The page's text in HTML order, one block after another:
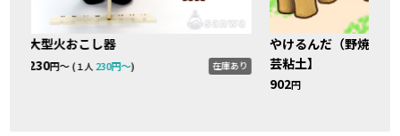
大型火おこし器
230円〜 (１人 230円〜) 在庫あり
やけるんだ（野焼き粘
芸粘土】
902円